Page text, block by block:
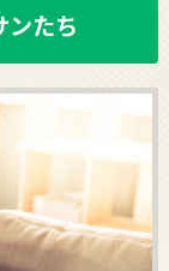
ンたち